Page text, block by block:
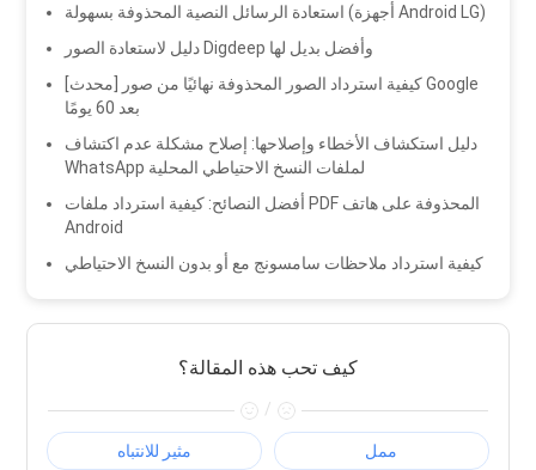
استعادة الرسائل النصية المحذوفة بسهولة (أجهزة Android LG)
دليل لاستعادة الصور Digdeep وأفضل بديل لها
بعد 60 يومًا
دليل استكشاف الأخطاء وإصلاحها: إصلاح مشكلة عدم اكتشاف
WhatsApp لملفات النسخ الاحتياطي المحلية
أفضل النصائح: كيفية استرداد ملفات PDF المحذوفة على هاتف
Android
كيفية استرداد ملاحظات سامسونج مع أو بدون النسخ الاحتياطي
كيف تحب هذه المقالة؟
/
مثير للانتباه ممل